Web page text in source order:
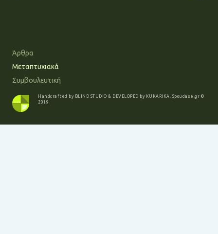
Άρθρα
Μεταπτυχιακά
Συμβουλευτική
Handcrafted by BLIND STUDIO & DEVELOPED by KUKARIKA. Spoudase.gr ©
2019